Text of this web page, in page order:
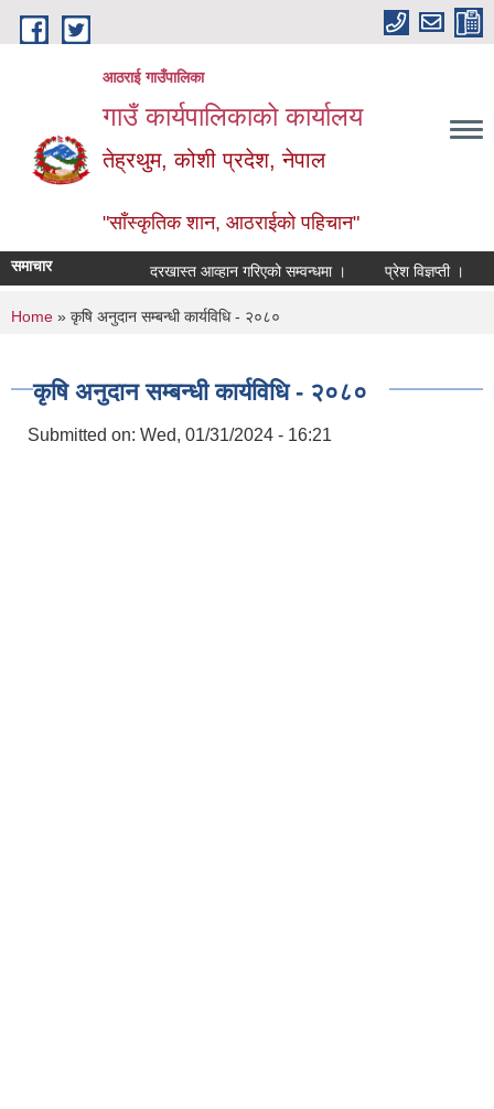
Skip to main content
आठराई गाउँपालिका
गाउँ कार्यपालिकाको कार्यालय
तेह्रथुम, कोशी प्रदेश, नेपाल
"साँस्कृतिक शान, आठराईको पहिचान"
समाचार दरखास्त आव्हान गरिएको सम्वन्धमा । प्रेश विज्ञप्ती ।
You are here
Home » कृषि अनुदान सम्बन्धी कार्यविधि - २०८०
कृषि अनुदान सम्बन्धी कार्यविधि - २०८०
Submitted on: Wed, 01/31/2024 - 16:21